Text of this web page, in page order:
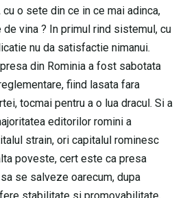
o sete din ce in ce mai adinca,
vina ? In primul rind sistemul, cu
nu da satisfactie nimanui.
din Rominia a fost sabotata
fiind lasata fara
tocmai pentru a o lua dracul. Si a
editorilor romini a
strain, ori capitalul rominesc
poveste, cert este ca presa
se salveze oarecum, dupa